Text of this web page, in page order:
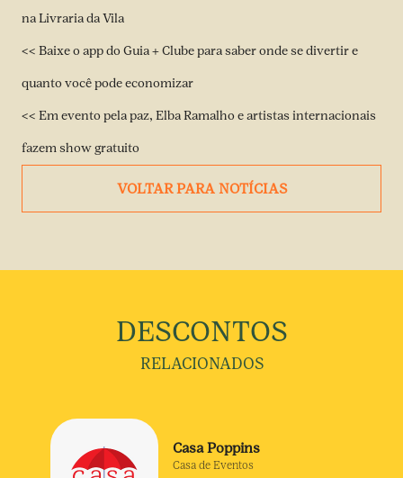
na Livraria da Vila
<< Baixe o app do Guia + Clube para saber onde se divertir e
quanto você pode economizar
<< Em evento pela paz, Elba Ramalho e artistas internacionais
fazem show gratuito
VOLTAR PARA NOTÍCIAS
DESCONTOS
RELACIONADOS
Casa Poppins
Casa de Eventos